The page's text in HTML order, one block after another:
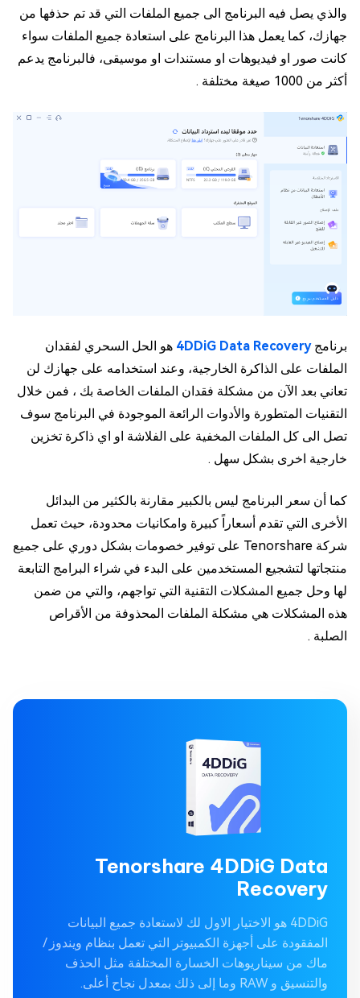
والذي يصل فيه البرنامج الى جميع الملفات التي قد تم حذفها من
جهازك، كما يعمل هذا البرنامج على استعادة جميع الملفات سواء
كانت صور او فيديوهات او مستندات او موسيقى، فالبرنامج يدعم
أكثر من 1000 صيغة مختلفة .
برنامج4DDiG Data Recovery هو الحل السحري لفقدان
الملفات على الذاكرة الخارجية، وعند استخدامه على جهازك لن
تعاني بعد الآن من مشكلة فقدان الملفات الخاصة بك ، فمن خلال
التقنيات المتطورة والأدوات الرائعة الموجودة في البرنامج سوف
تصل الى كل الملفات المخفية على الفلاشة او اي ذاكرة تخزين
خارجية اخرى بشكل سهل .
كما أن سعر البرنامج ليس بالكبير مقارنة بالكثير من البدائل
الأخرى التي تقدم أسعاراً كبيرة وامكانيات محدودة، حيث تعمل
شركة Tenorshare على توفير خصومات بشكل دوري على جميع
منتجاتها لتشجيع المستخدمين على البدء في شراء البرامج التابعة
لها وحل جميع المشكلات التقنية التي تواجهم، والتي من ضمن
هذه المشكلات هي مشكلة الملفات المحذوفة من الأقراص
الصلبة .
Tenorshare 4DDiG Data
Recovery
4DDiG هو الاختيار الاول لك لاستعادة جميع البيانات
المفقودة على أجهزة الكمبيوتر التي تعمل بنظام ويندوز /
ماك من سيناريوهات الخسارة المختلفة مثل الحذف
والتنسيق و RAW وما إلى ذلك بمعدل نجاح أعلى.